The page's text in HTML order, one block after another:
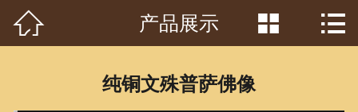
首页
 产品展示  
纯铜文殊普萨佛像